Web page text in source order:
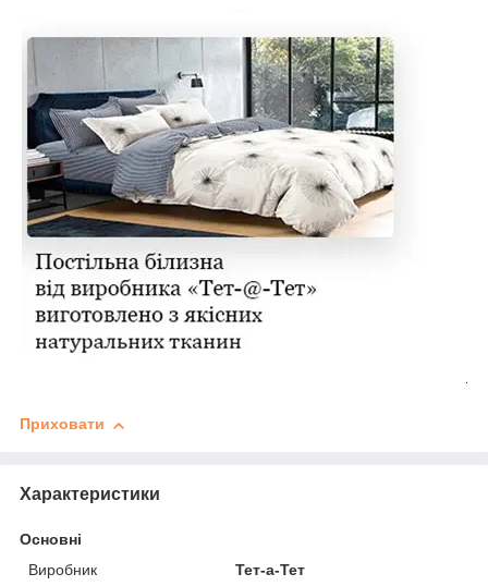
Приховати
Характеристики
Основні
Виробник
Тет-а-Тет